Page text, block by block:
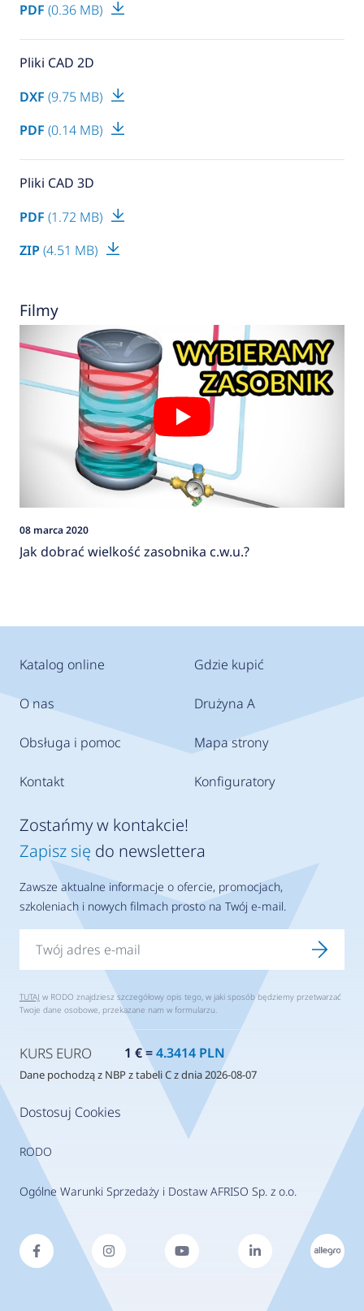
PDF (0.36 MB)
Pliki CAD 2D
DXF (9.75 MB)
PDF (0.14 MB)
Pliki CAD 3D
PDF (1.72 MB)
ZIP (4.51 MB)
Filmy
08 marca 2020
Jak dobrać wielkość zasobnika c.w.u.?
Katalog online
O nas
Obsługa i pomoc
Kontakt
Gdzie kupić
Drużyna A
Mapa strony
Konfiguratory
Dostosuj Cookies
RODO
Ogólne Warunki Sprzedaży i Dostaw AFRISO Sp. z o.o.
Zostańmy w kontakcie!
Zapisz się do newslettera
Zawsze aktualne informacje o ofercie, promocjach,
szkoleniach i nowych filmach prosto na Twój e-mail.
TUTAJ w RODO znajdziesz szczegółowy opis tego, w jaki sposób będziemy przetwarzać
Twoje dane osobowe, przekazane nam w formularzu.
KURS EURO 1 € =4.3414 PLN
Dane pochodzą z NBP z tabeli C z dnia 2026-08-07